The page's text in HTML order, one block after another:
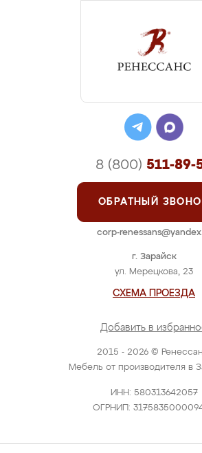
2015 - 2026 ©
Мебель от производителя в
ИНН: 580313642057
ОГРНИП:
г. Зарайск
ул. Мерецкова, 23
СХЕМА ПРОЕЗДА
Добавить в
8 (800) 511-89-
ОБРАТНЫЙ
corp-